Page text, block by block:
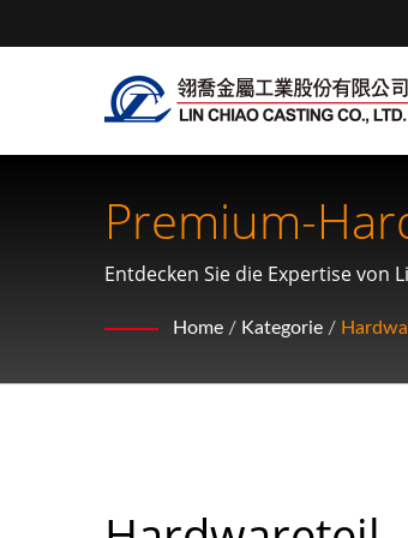
Premium-
Entdecken Sie die Expertise von
Home / Kategorie /